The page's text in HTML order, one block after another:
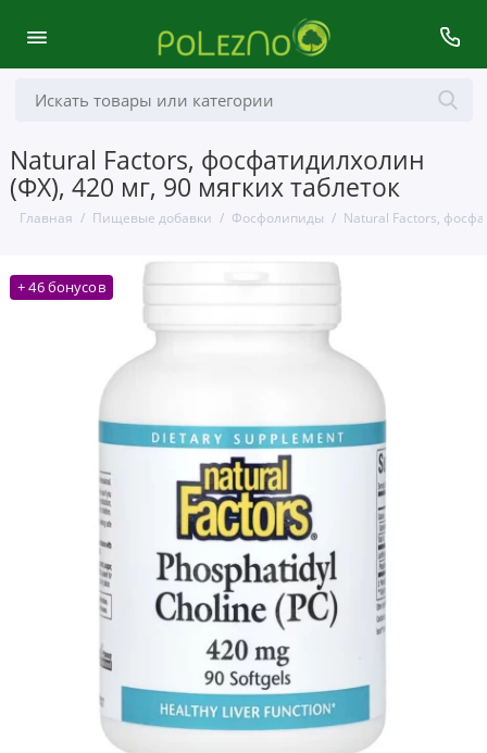
Natural Factors, фосфатидилхолин
(ФХ), 420 мг, 90 мягких таблеток
Главная Пищевые добавки Фосфолипиды Natural Factors,
+ 46 бонусов